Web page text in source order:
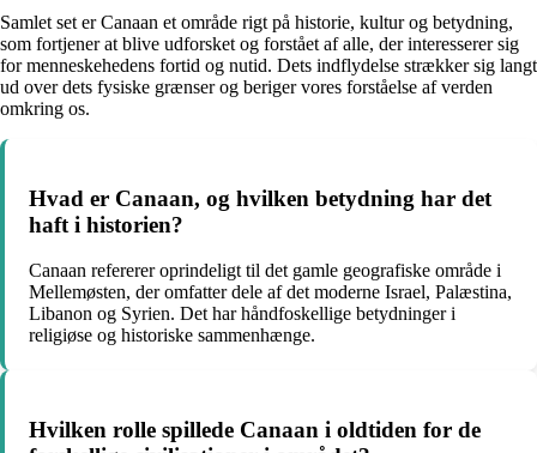
Samlet set er Canaan et område rigt på historie, kultur og betydning,
som fortjener at blive udforsket og forstået af alle, der interesserer sig
for menneskehedens fortid og nutid. Dets indflydelse strækker sig langt
ud over dets fysiske grænser og beriger vores forståelse af verden
omkring os.
Hvad er Canaan, og hvilken betydning har det
haft i historien?
Canaan refererer oprindeligt til det gamle geografiske område i
Mellemøsten, der omfatter dele af det moderne Israel, Palæstina,
Libanon og Syrien. Det har håndfoskellige betydninger i
religiøse og historiske sammenhænge.
Hvilken rolle spillede Canaan i oldtiden for de